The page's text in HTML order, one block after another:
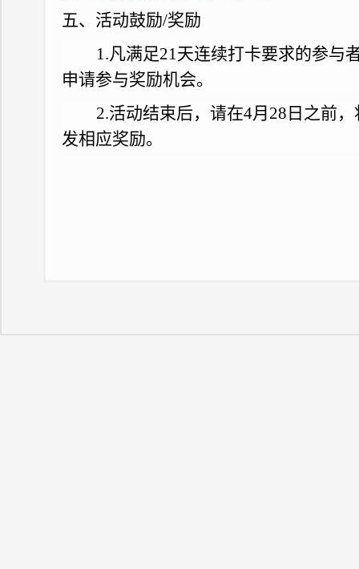
五、 活动鼓励/奖励
1.凡满足21天连续打卡要求的参与
申请参与奖励机会。
2.活动结束后，请在4月28日之前
发相应奖励。